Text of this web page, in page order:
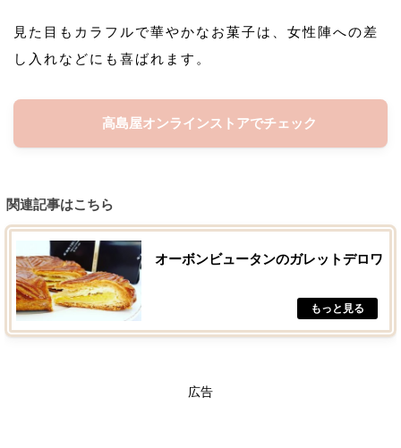
見た目もカラフルで華やかなお菓子は、女性陣への差
し入れなどにも喜ばれます。
高島屋オンラインストアでチェック
関連記事はこちら
オーボンビュータンのガレットデロワ
広告